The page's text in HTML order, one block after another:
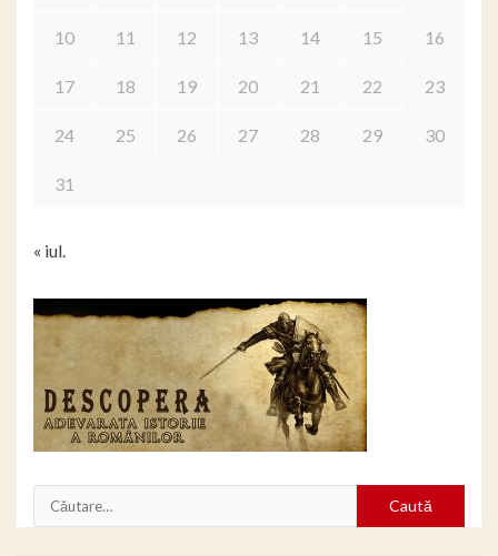
10 11 12 13 14 15 16
17 18 19 20 21 22 23
24 25 26 27 28 29 30
31
« iul.
Caută
după: